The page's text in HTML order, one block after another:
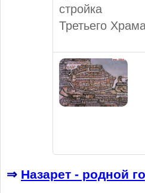
стройка
Третьего
⇒ Назарет - родной